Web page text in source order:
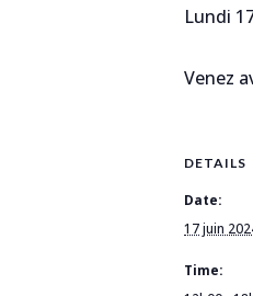
Lundi
Venez
DETAILS
Date:
17 juin
Time: